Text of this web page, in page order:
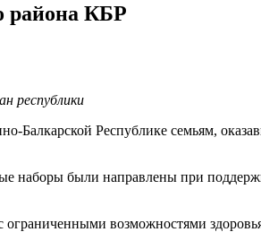
района КБР
республики
Балкарской Республике семьям,
наборы были направлены при
возможностями